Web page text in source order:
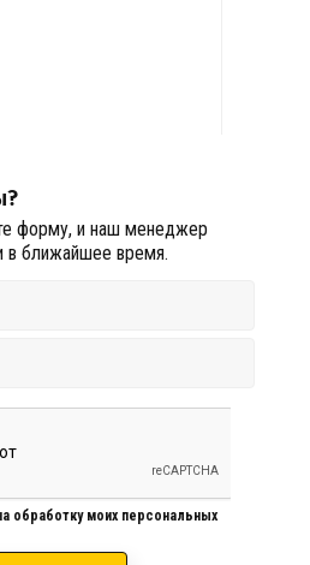
форму, и наш менеджер
в ближайшее время.
обработку моих персональных